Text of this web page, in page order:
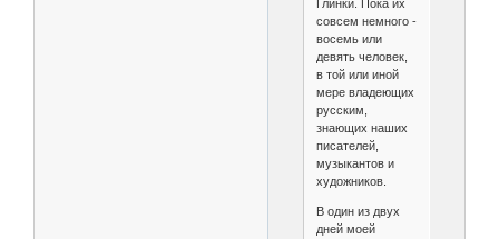
Глинки. Пока их
совсем немного -
восемь или
девять человек,
в той или иной
мере владеющих
русским,
знающих наших
писателей,
музыкантов и
художников.
В один из двух
дней моей